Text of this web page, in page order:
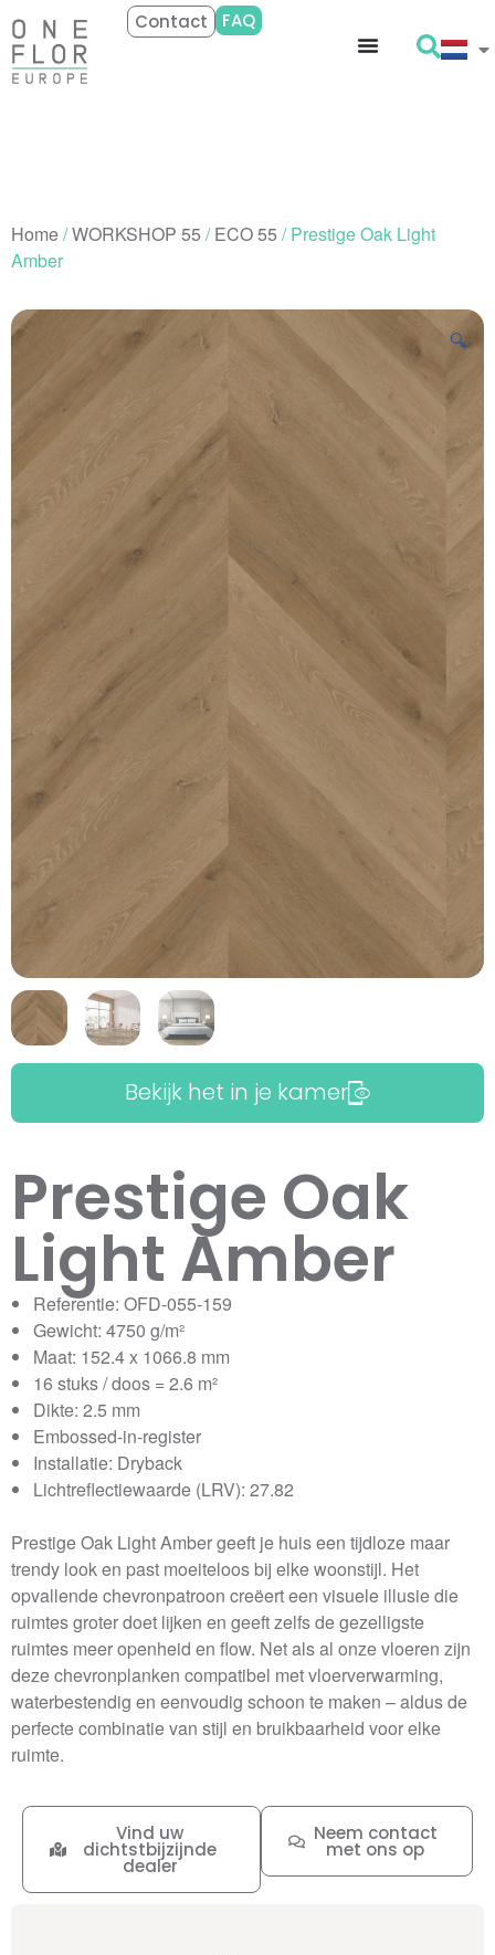
Contact FAQ
Home/WORKSHOP 55 /ECO 55 / Prestige Oak Light
Amber
🔍
Bekijk het in je kamer
Prestige Oak
Light Amber
Referentie: OFD-055-159
Gewicht: 4750 g/m²
Maat: 152.4 x 1066.8 mm
16 stuks / doos = 2.6 m²
Dikte: 2.5 mm
Embossed-in-register
Installatie: Dryback
Lichtreflectiewaarde (LRV): 27.82
Prestige Oak Light Amber geeft je huis een tijdloze maar
trendy look en past moeiteloos bij elke woonstijl. Het
opvallende chevronpatroon creëert een visuele illusie die
ruimtes groter doet lijken en geeft zelfs de gezelligste
ruimtes meer openheid en flow. Net als al onze vloeren zijn
deze chevronplanken compatibel met vloerverwarming,
waterbestendig en eenvoudig schoon te maken – aldus de
perfecte combinatie van stijl en bruikbaarheid voor elke
ruimte.
Neem contact
met ons op
Vind uw
dichtstbijzijnde
dealer